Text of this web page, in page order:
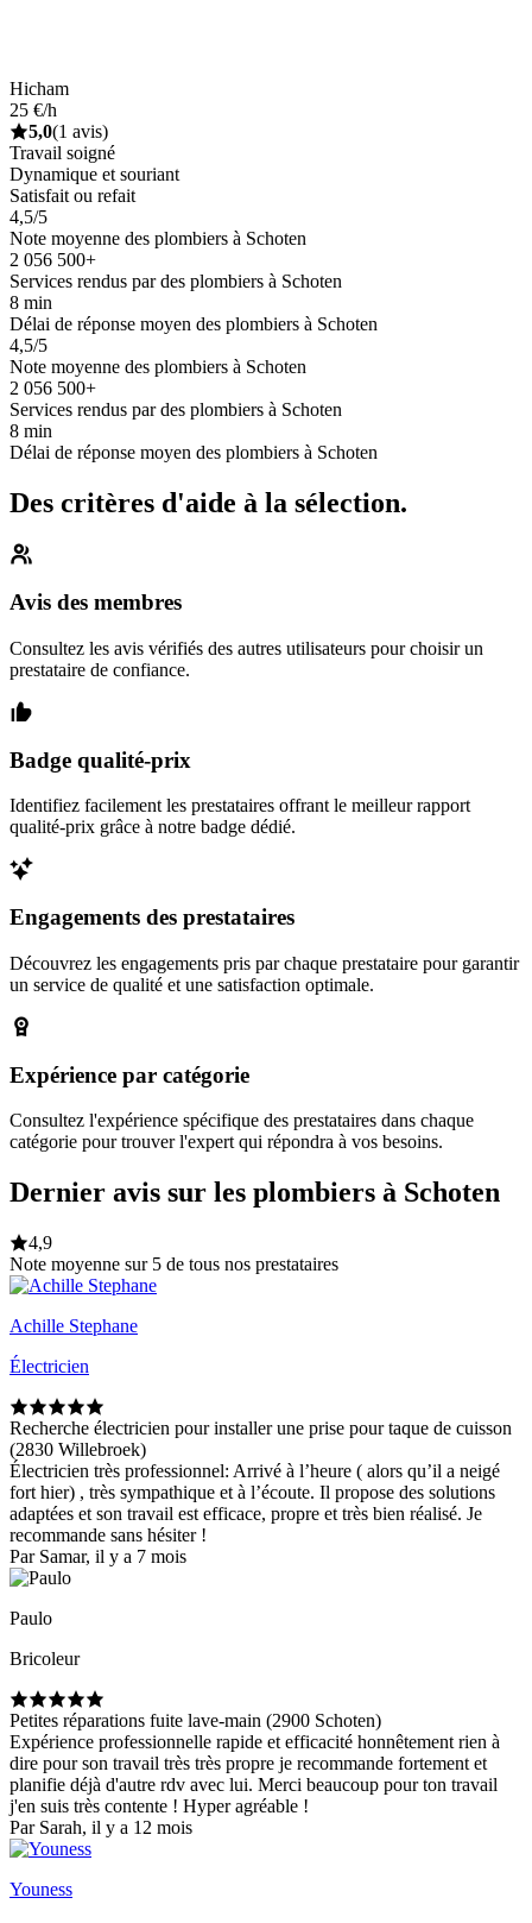
Hicham
25 €/h
5,0(1 avis)
Travail soigné
Dynamique et souriant
Satisfait ou refait
4,5/5
Note moyenne des plombiers à Schoten
2 056 500+
Services rendus par des plombiers à Schoten
8 min
Délai de réponse moyen des plombiers à Schoten
4,5/5
Note moyenne des plombiers à Schoten
2 056 500+
Services rendus par des plombiers à Schoten
8 min
Délai de réponse moyen des plombiers à Schoten
Des critères d'aide à la sélection.
Avis des membres
Consultez les avis vérifiés des autres utilisateurs pour choisir un
prestataire de confiance.
Badge qualité-prix
Identifiez facilement les prestataires offrant le meilleur rapport
qualité-prix grâce à notre badge dédié.
Engagements des prestataires
Découvrez les engagements pris par chaque prestataire pour garantir
un service de qualité et une satisfaction optimale.
Expérience par catégorie
Consultez l'expérience spécifique des prestataires dans chaque
catégorie pour trouver l'expert qui répondra à vos besoins.
Dernier avis sur les plombiers à Schoten
4,9
Note moyenne sur 5 de tous nos prestataires
Achille Stephane
Électricien
Recherche électricien pour installer une prise pour taque de cuisson
(2830 Willebroek)
Électricien très professionnel: Arrivé à l’heure ( alors qu’il a neigé
fort hier) , très sympathique et à l’écoute. Il propose des solutions
adaptées et son travail est efficace, propre et très bien réalisé. Je
recommande sans hésiter !
Par Samar, il y a 7 mois
Paulo
Bricoleur
Petites réparations fuite lave-main (2900 Schoten)
Expérience professionnelle rapide et efficacité honnêtement rien à
dire pour son travail très très propre je recommande fortement et
planifie déjà d'autre rdv avec lui. Merci beaucoup pour ton travail
j'en suis très contente ! Hyper agréable !
Par Sarah, il y a 12 mois
Youness